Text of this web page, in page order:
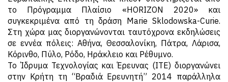
το Πρόγραμμα Πλαίσιο «HORIZON 2020» και
συγκεκριμένα από τη δράση Marie Sklodowska-Curie.
Στη χώρα μας διοργανώνονται ταυτόχρονα εκδηλώσεις
σε εννέα πόλεις: Αθήνα, Θεσσαλονίκη, Πάτρα, Λάρισα,
Κόρινθο, Πύλο, Ρόδο, Ηράκλειο και Ρέθυμνο.
Το Ίδρυμα Τεχνολογίας και Έρευνας (ΙΤΕ) διοργανώνει
στην Κρήτη τη “Βραδιά Ερευνητή” 2014 παράλληλα